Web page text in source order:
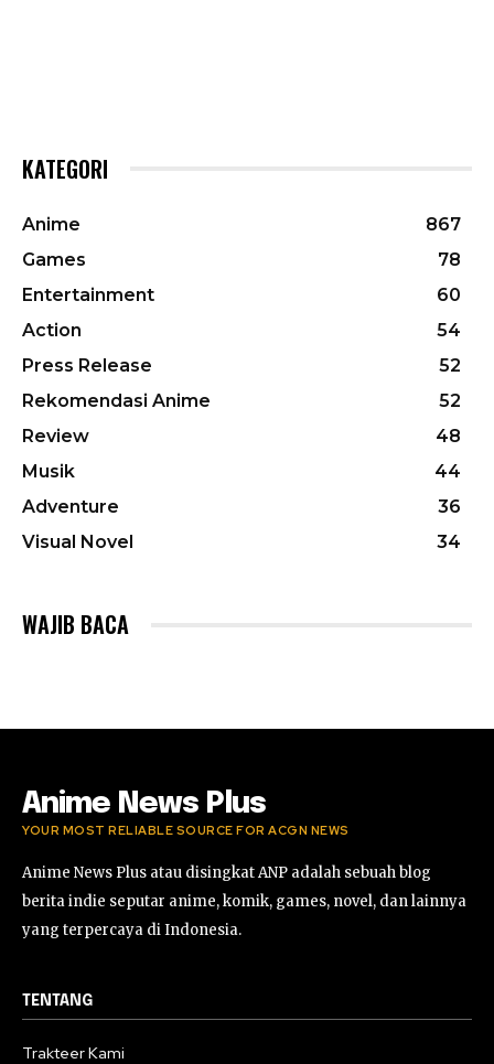
KATEGORI
Anime
867
Games
78
Entertainment
60
Action
54
Press Release
52
Rekomendasi Anime
52
Review
48
Musik
44
Adventure
36
Visual Novel
34
WAJIB BACA
Anime News Plus
YOUR MOST RELIABLE SOURCE FOR ACGN NEWS
Anime News Plus atau disingkat ANP adalah sebuah blog
berita indie seputar anime, komik, games, novel, dan lainnya
yang terpercaya di Indonesia.
TENTANG
Trakteer Kami